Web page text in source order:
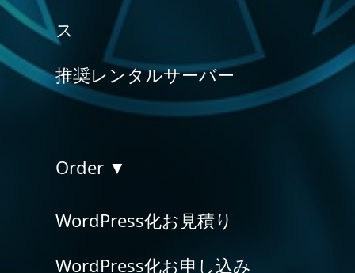
ス
推奨レンタルサーバー
Order ▼
WordPress化お見積り
WordPress化お申し込み